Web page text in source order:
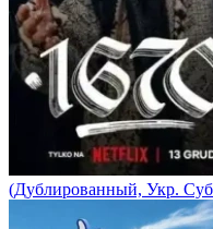
(Дублированный, Укр.